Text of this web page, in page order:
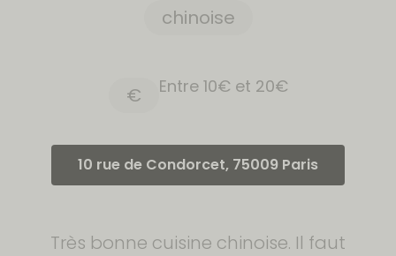
chinoise
€ Entre 10€ et 20€
10 rue de Condorcet, 75009 Paris
Très bonne cuisine chinoise. Il faut